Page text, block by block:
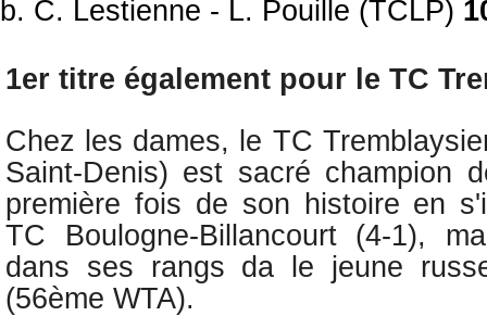
b. C. Lestienne - L. Pouille (TCLP)
1er titre également pour le TC
Chez les dames, le TC
Saint-Denis) est sacré champion
première fois de son histoire en
TC Boulogne-Billancourt (4-1),
dans ses rangs da le jeune
(56ème WTA).